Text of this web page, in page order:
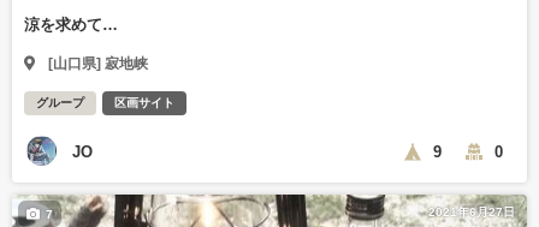
涼を求めて…
[山口県] 寂地峡
グループ 区画サイト
JO 9 0
2021年6月27日
7